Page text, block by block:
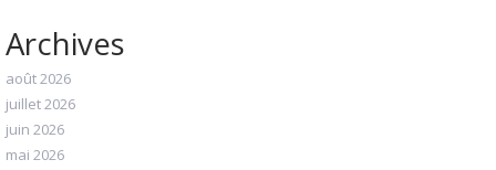
Archives
août 2026
juillet 2026
juin 2026
mai 2026